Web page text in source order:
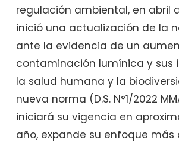
regulación ambiental, en abril
inició una actualización de la
ante la evidencia de un
contaminación lumínica y sus
la salud humana y la
nueva norma (D.S. N°1/2022
iniciará su vigencia en
año, expande su enfoque más